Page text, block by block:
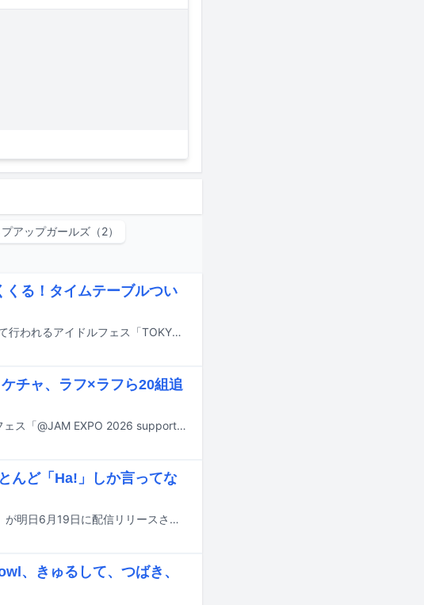
アップガールズ（2）
る！タイムテーブルつい
7月31日から8月2日までの3日間、東京・お台場青海周辺エリアにて行われるアイドルフェス「TOKYO IDOL FESTIVAL 2026 supported by にしたんクリニック」のタイムテーブルが発表された。
チャ、ラフ×ラフら20組追
8月29日と30日に神奈川・横浜アリーナで行われる大型アイドルフェス「@JAM EXPO 2026 supported by UP-T」の出演アーティスト第5弾が発表された。
んど「Ha!」しか言ってな
アップアップガールズ（仮）のニューシングル「Wa! Ha! Ha! Ha!」が明日6月19日に配信リリースされる。
、きゅるして、つばき、